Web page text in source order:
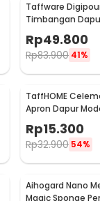
Taffware
Timbangan
Satuan 1kg 0.1g -
Rp49.800
Rp83.900 41%
TaffHOME
Apron Dapur
Kantong Pola
JJ41
Rp15.300
Rp32.900 54%
Aihogard Nano
Magic Sponge